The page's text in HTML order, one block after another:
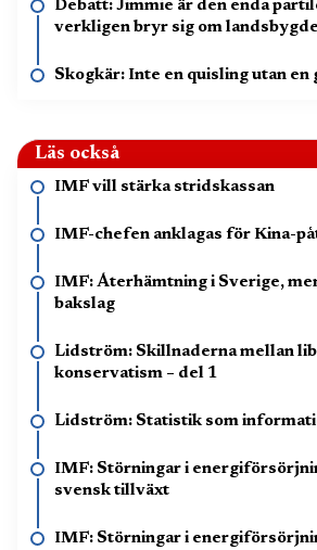
Debatt: Jimmie är den enda
verkligen bryr sig om
Skogkär: Inte en quisling utan en
Läs också
IMF vill stärka stridskassan
IMF-chefen anklagas för Kina-
IMF: Återhämtning i Sverige,
bakslag
Lidström: Skillnaderna mellan
konservatism – del 1
Lidström: Statistik som
IMF: Störningar i
svensk tillväxt
IMF: Störningar i